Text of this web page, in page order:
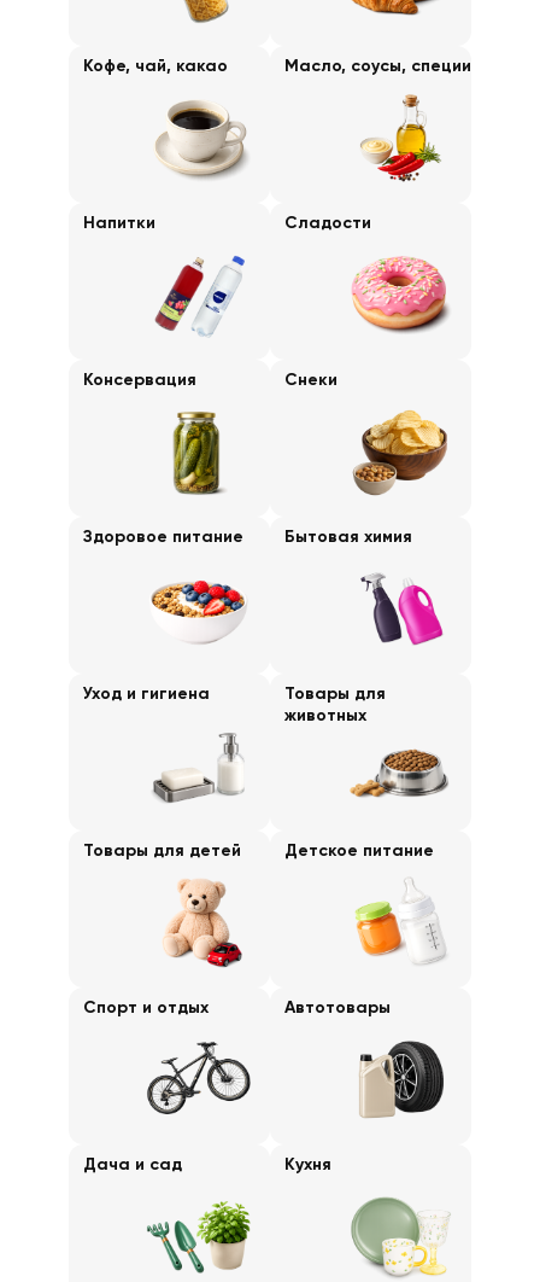
Кофе, чай, какао Масло, соусы, специи
Напитки Сладости
Консервация Снеки
Здоровое питание Бытовая химия
Уход и гигиена
Товары для
животных
Товары для детей Детское питание
Спорт и отдых Автотовары
Дача и сад Кухня